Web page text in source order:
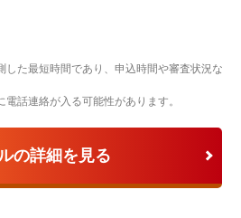
た最短時間であり、申込時間や審査状況な
話連絡が入る可能性があります。
の詳細を見る